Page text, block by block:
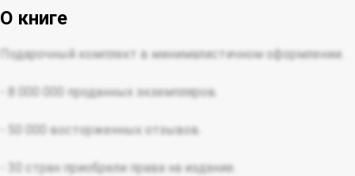
О книге
Подарочный комплект в минималистичном оформлении.
- 8 000 000 проданных экземпляров.
- 50 000 восторженных отзывов.
- 30 стран приобрели права на издание.